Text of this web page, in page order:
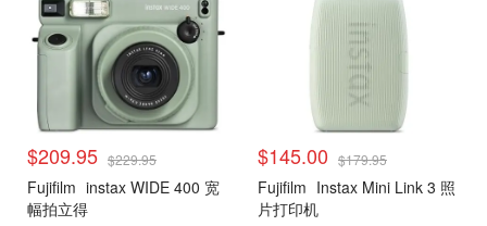
$209.95 $229.95
Fujifilm instax WIDE 400 宽
幅拍立得
$145.00 $179.95
Fujifilm Instax Mini Link 3 照
片打印机